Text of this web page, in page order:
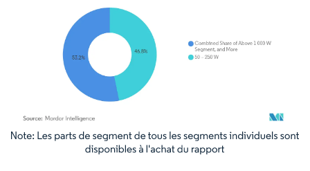
Image © Mordor Intelligence. La réutilisation nécessite une attribution sous CC BY